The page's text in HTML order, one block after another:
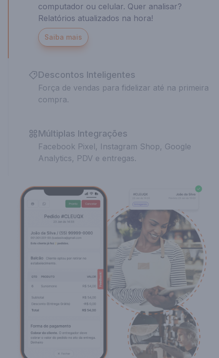
computador ou celular. Quer analisar?
Relatórios atualizados na hora!
Saiba mais
Descontos Inteligentes
Força de vendas para fidelizar até na primeira
compra.
Múltiplas Integrações
Facebook Pixel, Instagram Shop, Google
Analytics, PDV e entregas.